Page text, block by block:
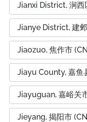
Jianxi District, 涧西
Jianye District, 建
Jiaozuo, 焦作市
Jiayu County, 嘉鱼
Jiayuguan, 嘉峪关
Jieyang, 揭阳市